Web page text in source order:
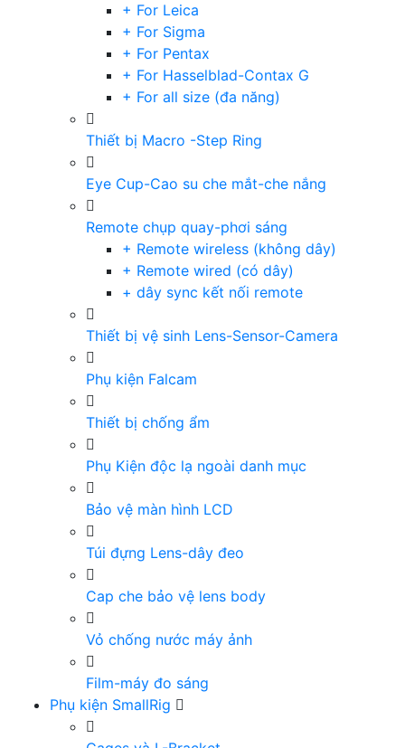
+ For Leica
+ For Sigma
+ For Pentax
+ For Hasselblad-Contax G
+ For all size (đa năng)
Thiết bị Macro -Step Ring
Eye Cup-Cao su che mắt-che nắng
Remote chụp quay-phơi sáng
+ Remote wireless (không dây)
+ Remote wired (có dây)
+ dây sync kết nối remote
Thiết bị vệ sinh Lens-Sensor-Camera
Phụ kiện Falcam
Thiết bị chống ẩm
Phụ Kiện độc lạ ngoài danh mục
Bảo vệ màn hình LCD
Túi đựng Lens-dây đeo
Cap che bảo vệ lens body
Vỏ chống nước máy ảnh
Film-máy đo sáng
Phụ kiện SmallRig